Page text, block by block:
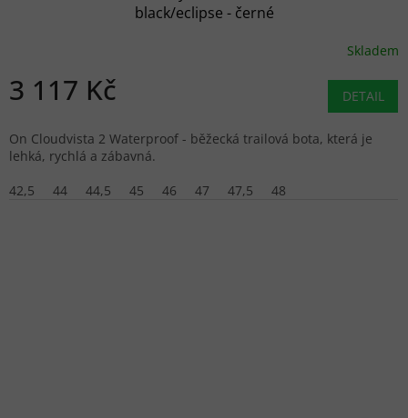
black/eclipse - černé
Skladem
3 117 Kč DETAIL
On Cloudvista 2 Waterproof - běžecká trailová bota, která je
lehká, rychlá a zábavná.
42,5
44 44,5 45 46 47 47,5 48